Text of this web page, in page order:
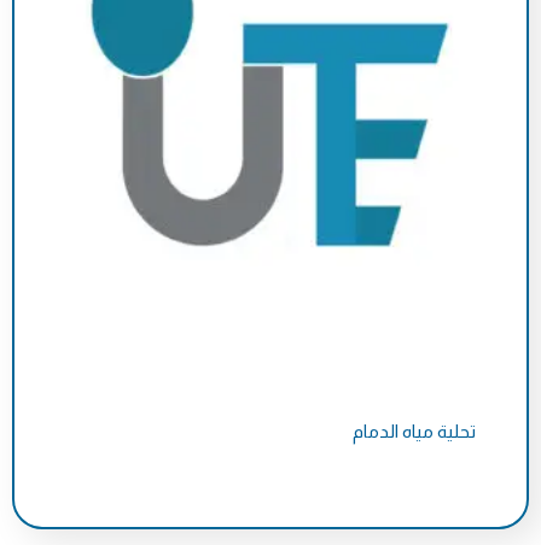
تحلية مياه الدمام